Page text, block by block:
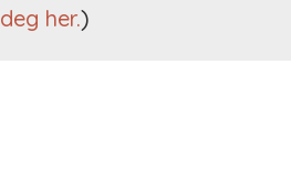
deg her.)